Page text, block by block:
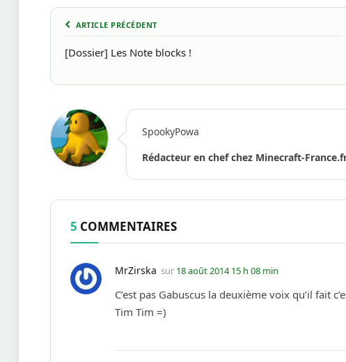
ARTICLE PRÉCÉDENT
[Dossier] Les Note blocks !
SpookyPowa
Rédacteur en chef chez Minecraft-
5 COMMENTAIRES
MrZirska sur 18 août 2014 15 h 08 min
C’est pas Gabuscus la deuxième voix qu’il fait
Tim Tim =)